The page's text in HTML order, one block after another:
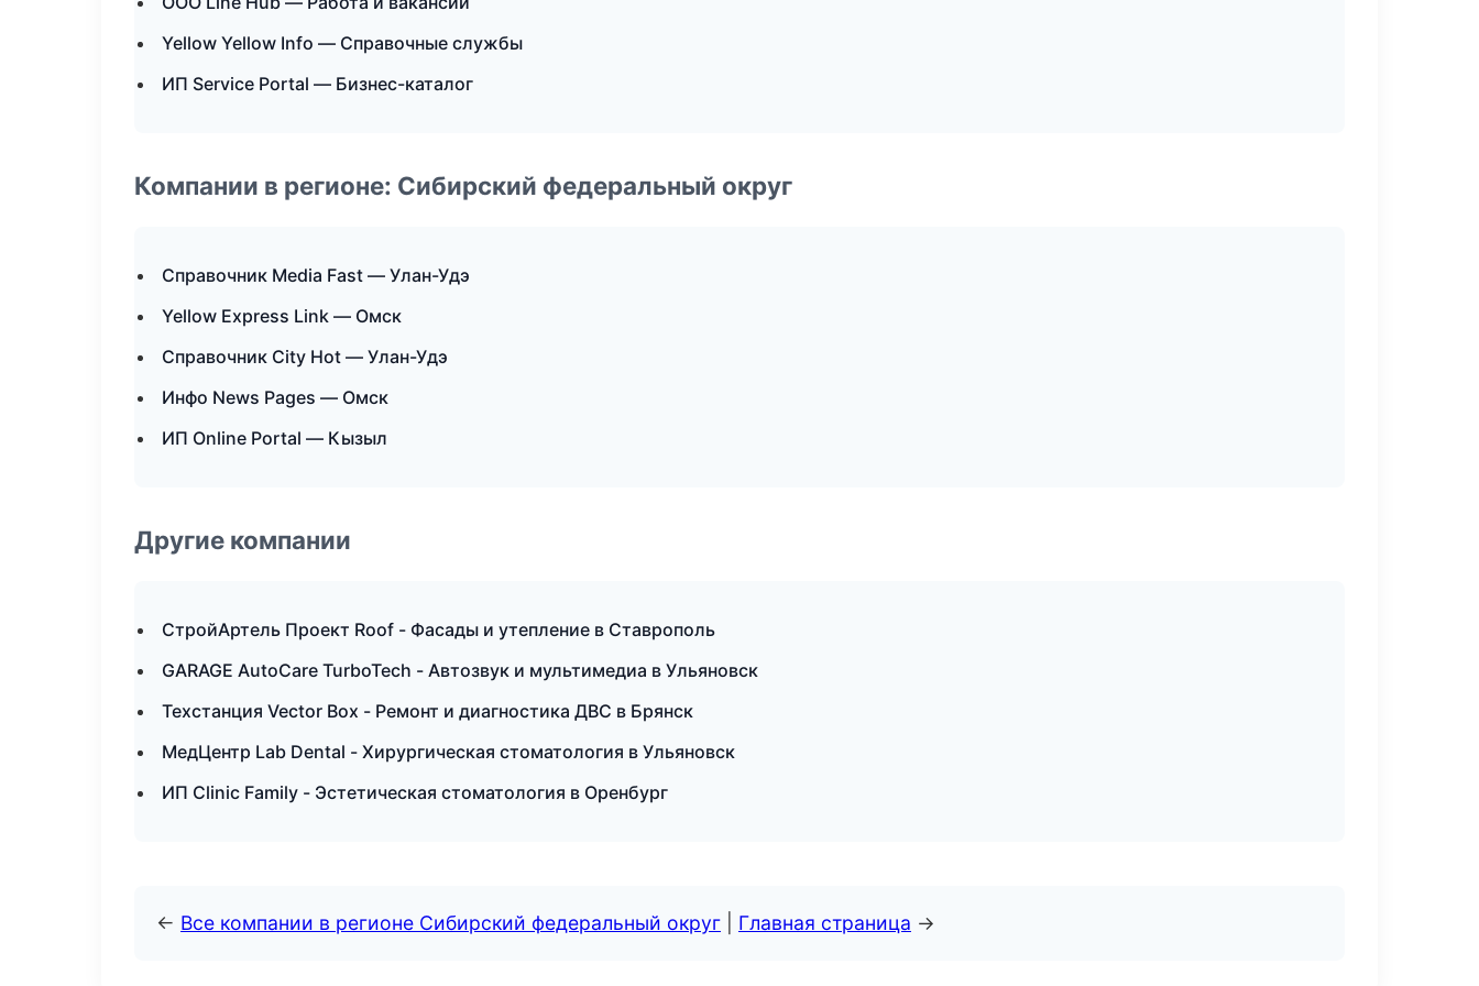
Yellow Yellow Info — Справочные службы
ИП Service Portal — Бизнес-каталог
Компании в регионе: Сибирский федеральный округ
Справочник Media Fast — Улан-Удэ
Yellow Express Link — Омск
Справочник City Hot — Улан-Удэ
Инфо News Pages — Омск
ИП Online Portal — Кызыл
Другие компании
СтройАртель Проект Roof - Фасады и утепление в Ставрополь
GARAGE AutoCare TurboTech - Автозвук и мультимедиа в Ульяновск
Техстанция Vector Box - Ремонт и диагностика ДВС в Брянск
МедЦентр Lab Dental - Хирургическая стоматология в Ульяновск
ИП Clinic Family - Эстетическая стоматология в Оренбург
← Все компании в регионе Сибирский федеральный округ Главная страница →